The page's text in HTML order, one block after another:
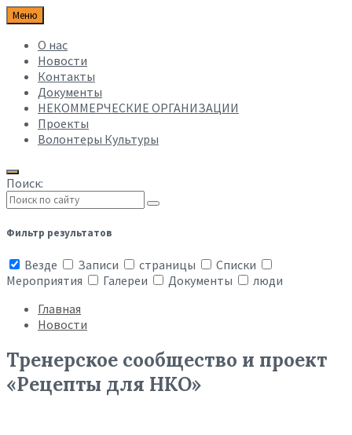
Меню
О нас
Новости
Контакты
Документы
НЕКОММЕРЧЕСКИЕ ОРГАНИЗАЦИИ
Проекты
Волонтеры Культуры
Поиск:
Фильтр результатов
Везде Записи страницы
Списки
Мероприятия
Галереи Документы
люди
Главная
Новости
Тренерское сообщество и проект
«Рецепты для НКО»